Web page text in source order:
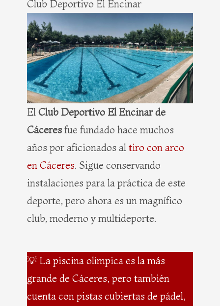
Club Deportivo El Encinar
El Club Deportivo El Encinar de
Cáceres fue fundado hace muchos
años por aficionados al tiro con arco
en Cáceres. Sigue conservando
instalaciones para la práctica de este
deporte, pero ahora es un magnífico
club, moderno y multideporte.
💡 La piscina olímpica es la más
grande de Cáceres, pero también
cuenta con pistas cubiertas de pádel,